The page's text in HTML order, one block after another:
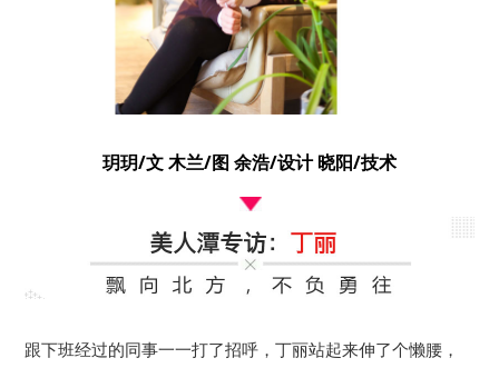
玥玥/文 木兰/图 余浩/设计 晓阳/技术
跟下班经过的同事一一打了招呼，丁丽站起来伸了个懒腰，